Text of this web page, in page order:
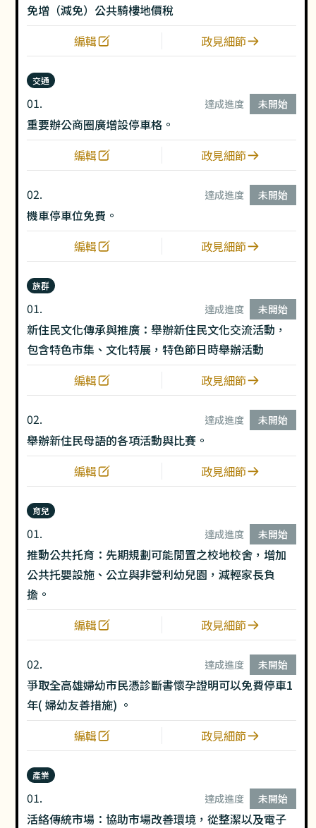
免增（減免）公共騎樓地價稅
編輯
政見細節
交通
01. 達成進度 未開始
重要辦公商圈廣增設停車格。
編輯
政見細節
02. 達成進度 未開始
機車停車位免費。
編輯
政見細節
族群
01. 達成進度 未開始
新住民文化傳承與推廣：舉辦新住民文化交流活動，
包含特色市集、文化特展，特色節日時舉辦活動
編輯
政見細節
02. 達成進度 未開始
舉辦新住民母語的各項活動與比賽。
編輯
政見細節
育兒
01. 達成進度 未開始
推動公共托育：先期規劃可能閒置之校地校舍，增加
公共托嬰設施、公立與非營利幼兒園，減輕家長負
擔。
編輯
政見細節
02. 達成進度 未開始
爭取全高雄婦幼市民憑診斷書懷孕證明可以免費停車1
年( 婦幼友善措施) 。
編輯
政見細節
產業
01. 達成進度 未開始
活絡傳統市場：協助市場改善環境，從整潔以及電子